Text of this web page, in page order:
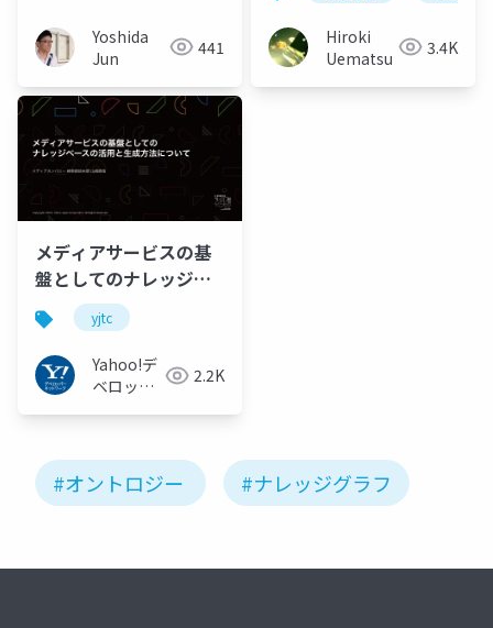
Yoshida
Jun
441
Hiroki
Uematsu
3.4K
メディアサービスの基
盤としてのナレッジベ
ースの活用と生成方法
について / YJTC19 in
Shibuya A-3 #yjtc
yjtc
Yahoo!デ
ベロッパ
2.2K
#オントロジー #ナレッジグラフ